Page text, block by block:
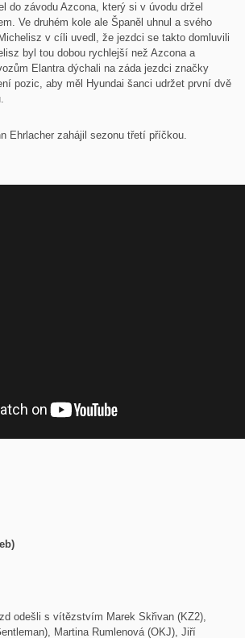
do závodu Azcona, který si v úvodu držel
Ve druhém kole ale Španěl uhnul a svého
v cíli uvedl, že jezdci se takto domluvili
byl tou dobou rychlejší než Azcona a
Elantra dýchali na záda jezdci značky
pozic, aby měl Hyundai šanci udržet první dvě
Ehrlacher zahájil sezonu třetí příčkou.
odešli s vítězstvím Marek Skřivan (KZ2),
Martina Rumlenová (OKJ), Jiří